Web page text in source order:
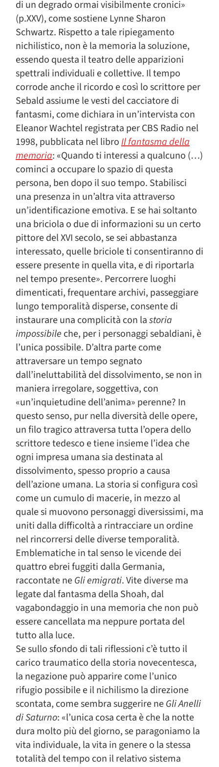
di un degrado ormai visibilmente cronici»
(p.XXV), come sostiene Lynne Sharon
Schwartz. Rispetto a tale ripiegamento
nichilistico, non è la memoria la soluzione,
essendo questa il teatro delle apparizioni
spettrali individuali e collettive. Il tempo
corrode anche il ricordo e così lo scrittore per
Sebald assiume le vesti del cacciatore di
fantasmi, come dichiara in un’intervista con
Eleanor Wachtel registrata per CBS Radio nel
1998, pubblicata nel libroIl fantasma della
memoria: «Quando ti interessi a qualcuno (…)
cominci a occupare lo spazio di questa
persona, ben dopo il suo tempo. Stabilisci
una presenza in un’altra vita attraverso
un’identificazione emotiva. E se hai soltanto
una briciola o due di informazioni su un certo
pittore del XVI secolo, se sei abbastanza
interessato, quelle briciole ti consentiranno di
essere presente in quella vita, e di riportarla
nel tempo presente». Percorrere luoghi
dimenticati, frequentare archivi, passeggiare
lungo temporalità disperse, consente di
instaurare una complicità con lastoria
impossibile che, per i personaggi sebaldiani, è
l’unica possibile. D’altra parte come
attraversare un tempo segnato
dall’ineluttabilità del dissolvimento, se non in
maniera irregolare, soggettiva, con
«un’inquietudine dell’anima» perenne? In
questo senso, pur nella diversità delle opere,
un filo tragico attraversa tutta l’opera dello
scrittore tedesco e tiene insieme l’idea che
ogni impresa umana sia destinata al
dissolvimento, spesso proprio a causa
dell’azione umana. La storia si configura così
come un cumulo di macerie, in mezzo al
quale si muovono personaggi diversissimi, ma
uniti dalla difficoltà a rintracciare un ordine
nel rincorrersi delle diverse temporalità.
Emblematiche in tal senso le vicende dei
quattro ebrei fuggiti dalla Germania,
raccontate neGli emigrati. Vite diverse ma
legate dal fantasma della Shoah, dal
vagabondaggio in una memoria che non può
essere cancellata ma neppure portata del
tutto alla luce.
Se sullo sfondo di tali riflessioni c’è tutto il
carico traumatico della storia novecentesca,
la negazione può apparire come l’unico
rifugio possibile e il nichilismo la direzione
scontata, come sembra suggerire neGli Anelli
di Saturno: «l’unica cosa certa è che la notte
dura molto più del giorno, se paragoniamo la
vita individuale, la vita in genere o la stessa
totalità del tempo con il relativo sistema